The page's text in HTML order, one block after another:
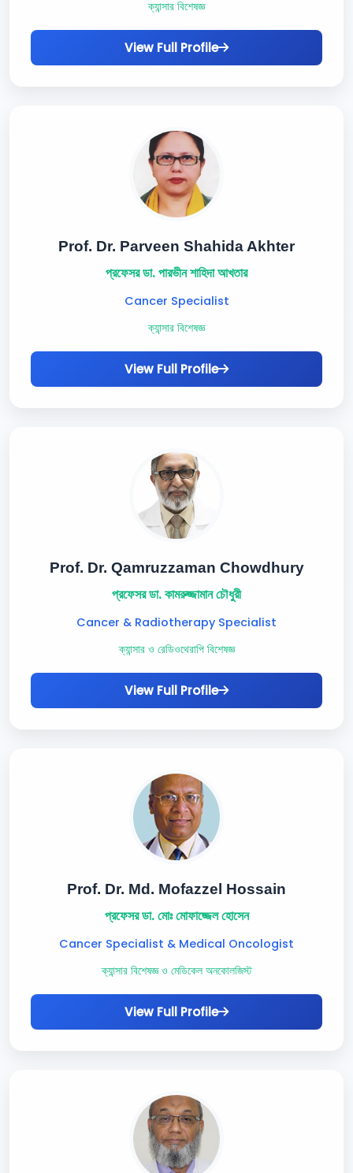
ক্যান্সার বিশেষজ্ঞ
View Full Profile
Prof. Dr. Parveen Shahida Akhter
প্রফেসর ডা. পারভীন শাহিদা আখতার
Cancer Specialist
ক্যান্সার বিশেষজ্ঞ
View Full Profile
Prof. Dr. Qamruzzaman Chowdhury
প্রফেসর ডা. কামরুজ্জামান চৌধুরী
Cancer & Radiotherapy Specialist
ক্যান্সার ও রেডিওথেরাপি বিশেষজ্ঞ
View Full Profile
Prof. Dr. Md. Mofazzel Hossain
প্রফেসর ডা. মোঃ মোফাজ্জেল হোসেন
Cancer Specialist & Medical Oncologist
ক্যান্সার বিশেষজ্ঞ ও মেডিকেল অনকোলজিস্ট
View Full Profile